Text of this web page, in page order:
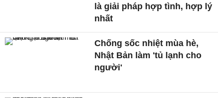
là giải pháp hợp tình, hợp lý
nhất
Chống sốc nhiệt mùa hè,
Nhật Bản làm 'tủ lạnh cho
người'